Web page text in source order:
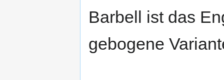
Barbell ist das
gebogene